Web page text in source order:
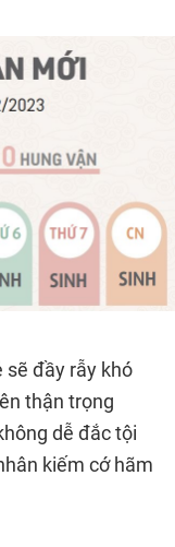
sẽ đầy rẫy khó
thận trọng
dễ đắc tội
kiếm cớ hãm